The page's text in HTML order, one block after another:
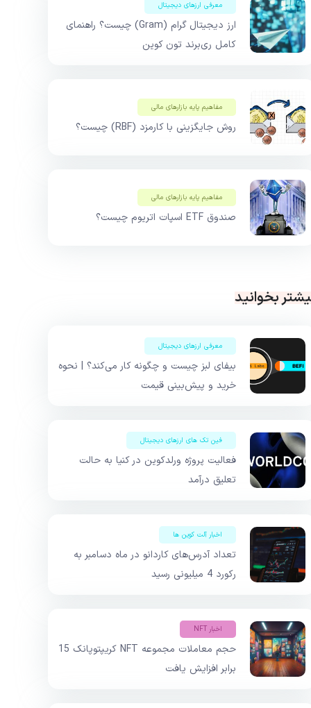
معرفی ارزهای دیجیتال
ارز دیجیتال گرام (Gram) چیست؟ راهنمای
کامل ری‌برند تون کوین
مفاهیم پایه بازار‌های مالی
روش جایگزینی با کارمزد (RBF) چیست؟
مفاهیم پایه بازار‌های مالی
صندوق ETF اسپات اتریوم چیست؟
بخوانید
معرفی ارزهای دیجیتال
بیفای لبز چیست و چگونه کار می‌کند؟ | نحوه
خرید و پیش‌بینی قیمت
فین تک های ارزهای دیجیتال
فعالیت پروژه ورلدکوین در کنیا به حالت
تعلیق درآمد
اخبار آلت کوین ها
تعداد آدرس‌های کاردانو در ماه دسامبر به
رکورد 4 میلیونی رسید
اخبار NFT
حجم معاملات مجموعه NFT کریپتوپانک 15
برابر افزایش یافت